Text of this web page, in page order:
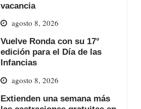
vacancia
agosto 8, 2026
Vuelve Ronda con su 17°
edición para el Día de las
Infancias
agosto 8, 2026
Extienden una semana más